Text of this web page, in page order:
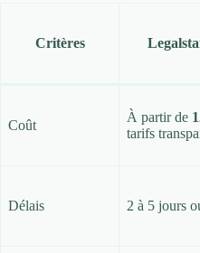
Critères
Coût
À partir de
tarifs
Délais 2 à 5 jours